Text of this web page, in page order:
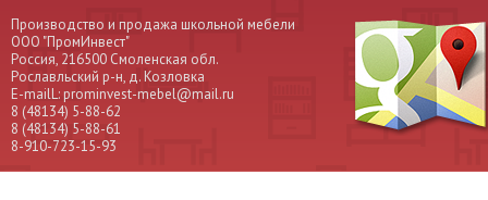
Производство и продажа школьной мебели
OOO "ПромИнвест"
Россия, 216500 Смоленская обл.
Рославльский р-н, д. Козловка
Е-mailL: prominvest-mebel@mail.ru
8 (48134) 5-88-62
8 (48134) 5-88-61
8-910-723-15-93